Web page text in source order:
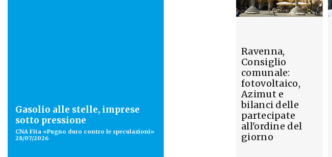
Gasolio alle stelle, imprese
sotto pressione
CNA Fita «Pugno duro contro le speculazioni»
28/07/2026
Ravenna,
Consiglio
comunale:
fotovoltaico,
Azimut e
bilanci delle
partecipate
all'ordine del
giorno